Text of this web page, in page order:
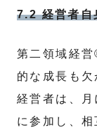
7.2 経営者自
第二領域経
的な成長も
経営者は、
に参加し、